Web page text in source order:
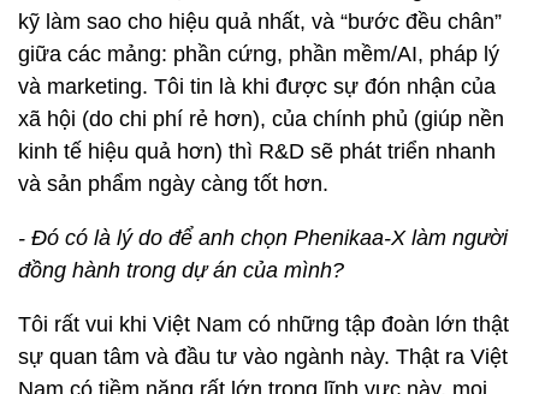
kỹ làm sao cho hiệu quả nhất, và “bước đều chân”
giữa các mảng: phần cứng, phần mềm/AI, pháp lý
và marketing. Tôi tin là khi được sự đón nhận của
xã hội (do chi phí rẻ hơn), của chính phủ (giúp nền
kinh tế hiệu quả hơn) thì R&D sẽ phát triển nhanh
và sản phẩm ngày càng tốt hơn.
- Đó có là lý do để anh chọn Phenikaa-X làm người
đồng hành trong dự án của mình?
Tôi rất vui khi Việt Nam có những tập đoàn lớn thật
sự quan tâm và đầu tư vào ngành này. Thật ra Việt
Nam có tiềm năng rất lớn trong lĩnh vực này, mọi